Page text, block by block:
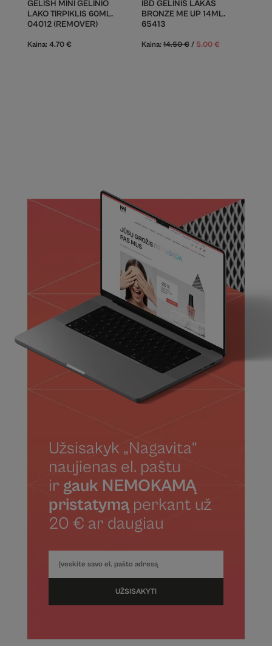
GELISH MINI GELINIO
LAKO TIRPIKLIS 60ML.
04012 (REMOVER)
Kaina: 4.70 €
IBD GELINIS LAKAS
BRONZE ME UP 14ML.
65413
Kaina:14.50€ / 5.00 €
Užsisakyk „Nagavita“
naujienas el. paštu
ir gauk NEMOKAMĄ
pristatymąperkant už
20 € ar daugiau
UŽSISAKYTI